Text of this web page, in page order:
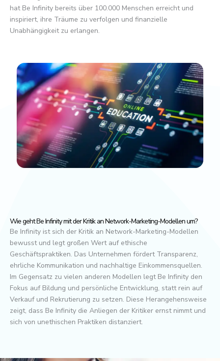
hat Be Infinity bereits über 100.000 Menschen erreicht und
inspiriert, ihre Träume zu verfolgen und finanzielle
Unabhängigkeit zu erlangen.
Wie geht Be Infinity mit der Kritik an Network-Marketing-Modellen um?
Be Infinity ist sich der Kritik an Network-Marketing-Modellen
bewusst und legt großen Wert auf ethische
Geschäftspraktiken. Das Unternehmen fördert Transparenz,
ehrliche Kommunikation und nachhaltige Einkommensquellen.
Im Gegensatz zu vielen anderen Modellen legt Be Infinity den
Fokus auf Bildung und persönliche Entwicklung, statt rein auf
Verkauf und Rekrutierung zu setzen. Diese Herangehensweise
zeigt, dass Be Infinity die Anliegen der Kritiker ernst nimmt und
sich von unethischen Praktiken distanziert.